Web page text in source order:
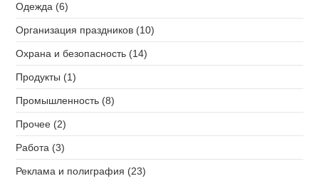
Одежда (6)
Организация праздников (10)
Охрана и безопасность (14)
Продукты (1)
Промышленность (8)
Прочее (2)
Работа (3)
Реклама и полиграфия (23)